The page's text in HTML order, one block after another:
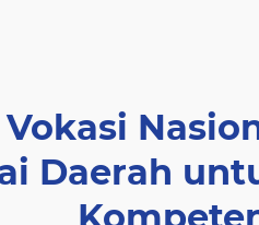
Daerah